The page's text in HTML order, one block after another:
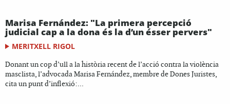
Marisa Fernández: "La primera percepció
judicial cap a la dona és la d’un ésser pervers"
MERITXELL RIGOL
Donant un cop d’ull a la història recent de l’acció contra la violència
masclista, l’advocada Marisa Fernández, membre de Dones Juristes,
cita un punt d’inflexió:...